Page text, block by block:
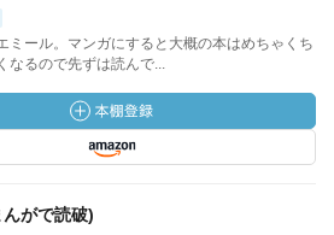
ミール。マンガにすると大概の本はめちゃくち
なるので先ずは読んで...
がで読破)